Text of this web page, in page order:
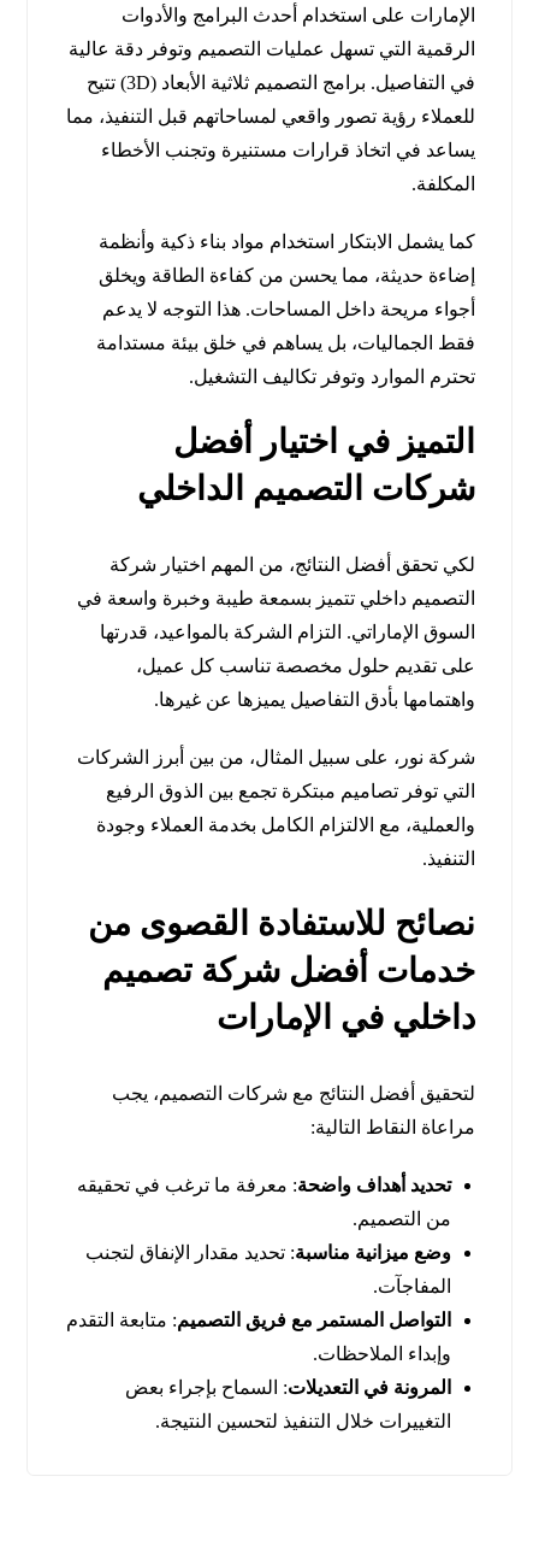
الإمارات على استخدام أحدث البرامج والأدوات
الرقمية التي تسهل عمليات التصميم وتوفر دقة عالية
في التفاصيل. برامج التصميم ثلاثية الأبعاد (3D) تتيح
للعملاء رؤية تصور واقعي لمساحاتهم قبل التنفيذ، مما
يساعد في اتخاذ قرارات مستنيرة وتجنب الأخطاء
المكلفة.
كما يشمل الابتكار استخدام مواد بناء ذكية وأنظمة
إضاءة حديثة، مما يحسن من كفاءة الطاقة ويخلق
أجواء مريحة داخل المساحات. هذا التوجه لا يدعم
فقط الجماليات، بل يساهم في خلق بيئة مستدامة
تحترم الموارد وتوفر تكاليف التشغيل.
التميز في اختيار أفضل
شركات التصميم الداخلي
لكي تحقق أفضل النتائج، من المهم اختيار شركة
التصميم داخلي تتميز بسمعة طيبة وخبرة واسعة في
السوق الإماراتي. التزام الشركة بالمواعيد، قدرتها
على تقديم حلول مخصصة تناسب كل عميل،
واهتمامها بأدق التفاصيل يميزها عن غيرها.
شركة نور، على سبيل المثال، من بين أبرز الشركات
التي توفر تصاميم مبتكرة تجمع بين الذوق الرفيع
والعملية، مع الالتزام الكامل بخدمة العملاء وجودة
التنفيذ.
نصائح للاستفادة القصوى من
خدمات أفضل شركة تصميم
داخلي في الإمارات
لتحقيق أفضل النتائج مع شركات التصميم، يجب
مراعاة النقاط التالية:
تحديد أهداف واضحة: معرفة ما ترغب في تحقيقه
من التصميم.
وضع ميزانية مناسبة: تحديد مقدار الإنفاق لتجنب
المفاجآت.
التواصل المستمر مع فريق التصميم: متابعة التقدم
وإبداء الملاحظات.
المرونة في التعديلات: السماح بإجراء بعض
التغييرات خلال التنفيذ لتحسين النتيجة.